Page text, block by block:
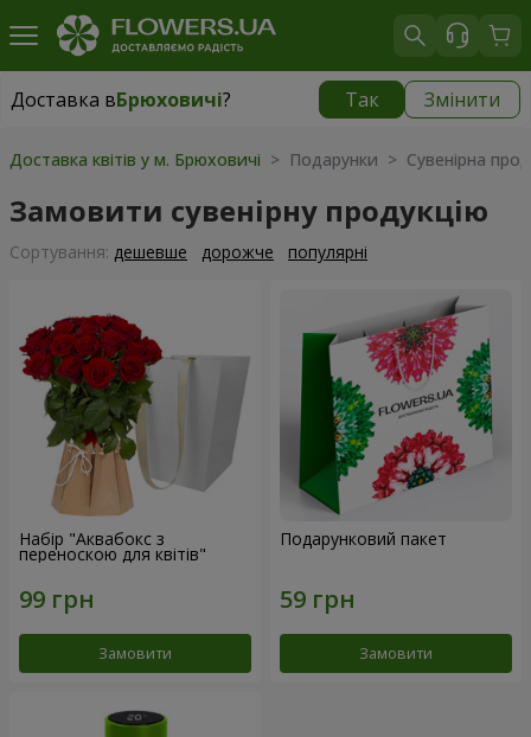
Доставка вБрюховичі? Так Змінити
Доставка вБрюховичі|
Доставка квітів у м. Брюховичі > Подарунки > Сувенірна
Замовити сувенірну продукцію
Сортування: дешевше дорожче популярні
Набір "Аквабокс з
переноскою для квітів"
Замовити
Подарунковий пакет
Замовити